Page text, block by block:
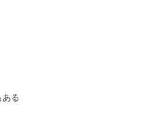
る